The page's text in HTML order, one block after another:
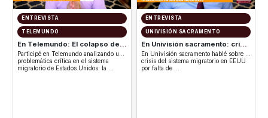
ENTREVISTA
TELEMUNDO
En Telemundo: El colapso del
sistema migratorio por falta de
jueces.
Participé en Telemundo analizando una
problemática crítica en el sistema
migratorio de Estados Unidos: la …
ENTREVISTA
UNIVISIÓN SACRAMENTO
En Univisión sacramento: crisis
del sistema migratorio en EEUU
por falta de jueces
En Univisión sacramento hablé sobre la
crisis del sistema migratorio en EEUU
por falta de …